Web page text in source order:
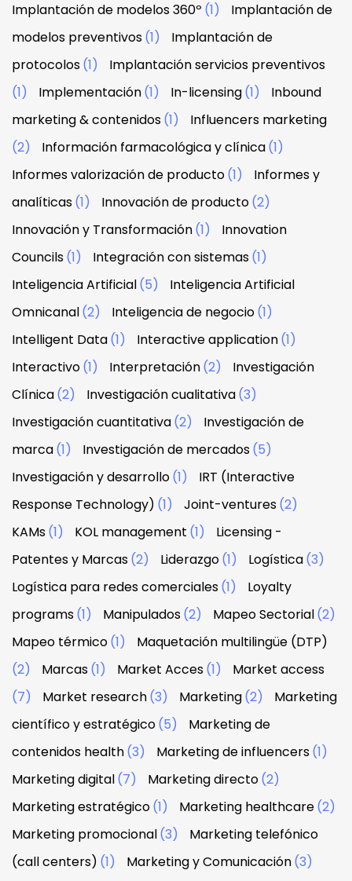
Implantación de modelos 360º (1)
Implantación de
modelos preventivos(1)
Implantación de
protocolos(1)
Implantación servicios preventivos
(1)
Implementación(1) In-licensing(1)
Inbound
marketing & contenidos(1)
Influencers marketing
(2)
Información farmacológica y clínica(1)
Informes valorización de producto(1)
Informes y
analíticas(1) Innovación de producto(2)
Innovación y Transformación(1)
Innovation
Councils(1) Integración con sistemas(1)
Inteligencia Artificial(5)
Inteligencia Artificial
Omnicanal(2) Inteligencia de negocio(1)
Intelligent Data(1) Interactive application(1)
Interactivo(1) Interpretación(2)
Investigación
Clínica(2) Investigación cualitativa(3)
Investigación cuantitativa(2)
Investigación de
marca(1) Investigación de mercados(5)
Investigación y desarrollo(1)
IRT (Interactive
Response Technology) (1) Joint-ventures(2)
KAMs(1) KOL management (1)
Licensing -
Patentes y Marcas(2) Liderazgo(1) Logística(3)
Logística para redes comerciales(1)
Loyalty
programs(1) Manipulados(2) Mapeo Sectorial(2)
Mapeo térmico(1)
Maquetación multilingüe (DTP)
(2)
Marcas(1) Market Acces(1)
Market access
(7)
Market research(3) Marketing(2)
Marketing
científico y estratégico(5)
Marketing de
contenidos health(3) Marketing de influencers(1)
Marketing digital(7) Marketing directo(2)
Marketing estratégico(1) Marketing healthcare(2)
Marketing promocional(3)
Marketing telefónico
(call centers) (1) Marketing y Comunicación(3)